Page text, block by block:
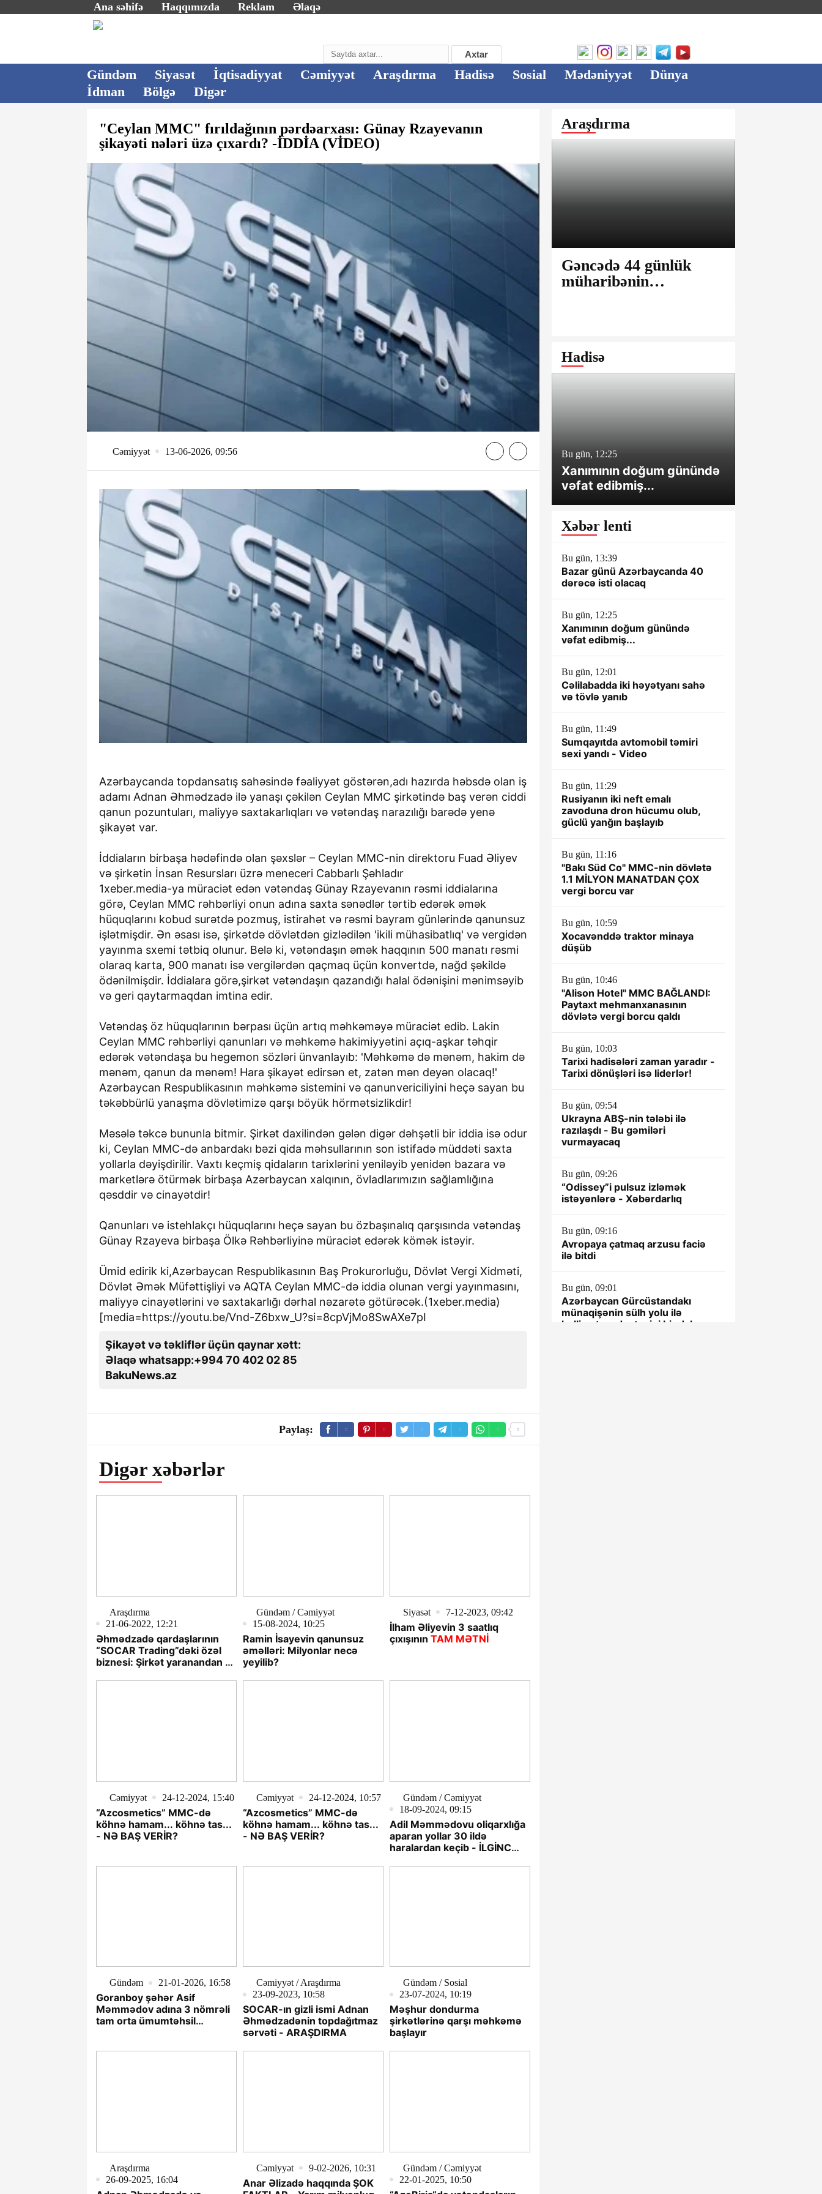
Ana səhifə Haqqımızda Reklam Əlaqə
Axtar
Gündəm Siyasət İqtisadiyyat Cəmiyyət Araşdırma Hadisə Sosial Mədəniyyət
Dünya
İdman
Bölgə Digər
"Ceylan MMC" fırıldağının pərdəarxası: Günay Rzayevanın
şikayəti nələri üzə çıxardı? -İDDİA (VİDEO)
Cəmiyyət 13-06-2026, 09:56
Azərbaycanda topdansatış sahəsində fəaliyyət göstərən,adı hazırda həbsdə olan iş
adamı Adnan Əhmədzadə ilə yanaşı çəkilən Ceylan MMC şirkətində baş verən ciddi
qanun pozuntuları, maliyyə saxtakarlıqları və vətəndaş narazılığı barədə yenə
şikayət var.
İddiaların birbaşa hədəfində olan şəxslər – Ceylan MMC-nin direktoru Fuad Əliyev
və şirkətin İnsan Resursları üzrə meneceri Cabbarlı Şəhladır
1xeber.media-ya müraciət edən vətəndaş Günay Rzayevanın rəsmi iddialarına
görə, Ceylan MMC rəhbərliyi onun adına saxta sənədlər tərtib edərək əmək
hüquqlarını kobud surətdə pozmuş, istirahət və rəsmi bayram günlərində qanunsuz
işlətmişdir. Ən əsası isə, şirkətdə dövlətdən gizlədilən 'ikili mühasibatlıq' və vergidən
yayınma sxemi tətbiq olunur. Belə ki, vətəndaşın əmək haqqının 500 manatı rəsmi
olaraq karta, 900 manatı isə vergilərdən qaçmaq üçün konvertdə, nağd şəkildə
ödənilmişdir. İddialara görə,şirkət vətəndaşın qazandığı halal ödənişini mənimsəyib
və geri qaytarmaqdan imtina edir.
Vətəndaş öz hüquqlarının bərpası üçün artıq məhkəməyə müraciət edib. Lakin
Ceylan MMC rəhbərliyi qanunları və məhkəmə hakimiyyətini açıq-aşkar təhqir
edərək vətəndaşa bu hegemon sözləri ünvanlayıb: 'Məhkəmə də mənəm, hakim də
mənəm, qanun da mənəm! Hara şikayət edirsən et, zatən mən deyən olacaq!'
Azərbaycan Respublikasının məhkəmə sistemini və qanunvericiliyini heçə sayan bu
təkəbbürlü yanaşma dövlətimizə qarşı böyük hörmətsizlikdir!
Məsələ təkcə bununla bitmir. Şirkət daxilindən gələn digər dəhşətli bir iddia isə odur
ki, Ceylan MMC-də anbardakı bəzi qida məhsullarının son istifadə müddəti saxta
yollarla dəyişdirilir. Vaxtı keçmiş qidaların tarixlərini yeniləyib yenidən bazara və
marketlərə ötürmək birbaşa Azərbaycan xalqının, övladlarımızın sağlamlığına
qəsddir və cinayətdir!
Qanunları və istehlakçı hüquqlarını heçə sayan bu özbaşınalıq qarşısında vətəndaş
Günay Rzayeva birbaşa Ölkə Rəhbərliyinə müraciət edərək kömək istəyir.
Ümid edirik ki,Azərbaycan Respublikasının Baş Prokurorluğu, Dövlət Vergi Xidməti,
Dövlət Əmək Müfəttişliyi və AQTA Ceylan MMC-də iddia olunan vergi yayınmasını,
maliyyə cinayətlərini və saxtakarlığı dərhal nəzarətə götürəcək.(1xeber.media)
[media=https://youtu.be/Vnd-Z6bxw_U?si=8cpVjMo8SwAXe7pI
Şikayət və təkliflər üçün qaynar xətt:
Əlaqə whatsapp:+994 70 402 02 85
BakuNews.az
Paylaş:
Digər xəbərlər
Araşdırma
21-06-2022, 12:21
Əhmədzadə qardaşlarının
“SOCAR Trading”dəki özəl
biznesi: Şirkət yaranandan 2
alır -İlginc faktlar üzə çıxdı
Gündəm / Cəmiyyət
15-08-2024, 10:25
Ramin İsayevin qanunsuz
əməlləri: Milyonlar necə
yeyilib?
Siyasət 7-12-2023, 09:42
İlham Əliyevin 3 saatlıq
çıxışının TAM MƏTNİ
Cəmiyyət 24-12-2024, 15:40
“Azcosmetics” MMC-də
köhnə hamam... köhnə tas...
- NƏ BAŞ VERİR?
Cəmiyyət 24-12-2024, 10:57
“Azcosmetics” MMC-də
köhnə hamam... köhnə tas...
- NƏ BAŞ VERİR?
Gündəm / Cəmiyyət
18-09-2024, 09:15
Adil Məmmədovu oliqarxlığa
aparan yollar 30 ildə
haralardan keçib - İLGİNC
Gündəm 21-01-2026, 16:58
Goranboy şəhər Asif
Məmmədov adına 3 nömrəli
tam orta ümumtəhsil
Cəmiyyət / Araşdırma
23-09-2023, 10:58
SOCAR-ın gizli ismi Adnan
Əhmədzadənin topdağıtmaz
sərvəti - ARAŞDIRMA
Gündəm / Sosial
23-07-2024, 10:19
Məşhur dondurma
şirkətlərinə qarşı məhkəmə
başlayır
Araşdırma
26-09-2025, 16:04
Cəmiyyət 9-02-2026, 10:31
Anar Əlizadə haqqında ŞOK
Gündəm / Cəmiyyət
22-01-2025, 10:50
Araşdırma
Gəncədə 44 günlük
müharibənin
Arxitektura Komitəsi -
SAKİNLƏRDƏN
Hadisə
Bu gün, 12:25
Xanımının doğum günündə
vəfat edibmiş...
Xəbər lenti
Bu gün, 13:39
Bazar günü Azərbaycanda 40
dərəcə isti olacaq
Bu gün, 12:25
Xanımının doğum günündə
vəfat edibmiş...
Bu gün, 12:01
Cəlilabadda iki həyətyanı sahə
və tövlə yanıb
Bu gün, 11:49
Sumqayıtda avtomobil təmiri
sexi yandı - Video
Bu gün, 11:29
Rusiyanın iki neft emalı
zavoduna dron hücumu olub,
güclü yanğın başlayıb
Bu gün, 11:16
"Bakı Süd Co" MMC-nin dövlətə
1.1 MİLYON MANATDAN ÇOX
vergi borcu var
Bu gün, 10:59
Xocavənddə traktor minaya
düşüb
Bu gün, 10:46
"Alison Hotel" MMC BAĞLANDI:
Paytaxt mehmanxanasının
dövlətə vergi borcu qaldı
Bu gün, 10:03
Tarixi hadisələri zaman yaradır -
Tarixi dönüşləri isə liderlər!
Bu gün, 09:54
Ukrayna ABŞ-nin tələbi ilə
razılaşdı - Bu gəmiləri
vurmayacaq
Bu gün, 09:26
“Odissey”i pulsuz izləmək
istəyənlərə - Xəbərdarlıq
Bu gün, 09:16
Avropaya çatmaq arzusu faciə
ilə bitdi
Bu gün, 09:01
Azərbaycan Gürcüstandakı
münaqişənin sülh yolu ilə
həllinə tam dəstəyini bir daha